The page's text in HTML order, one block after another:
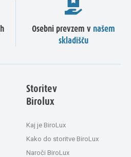
Osebni prevzem v našem
skladišču
Storitev
Birolux
Kaj je BiroLux
Kako do storitve BiroLux
Naroči BiroLux